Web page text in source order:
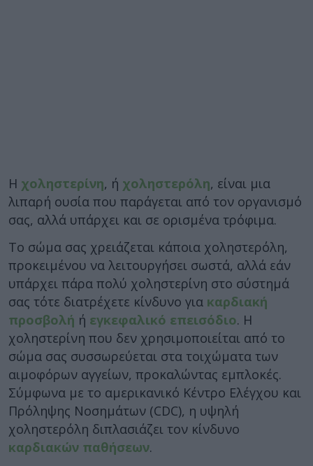
Η χοληστερίνη, ή χοληστερόλη, είναι μια
λιπαρή ουσία που παράγεται από τον οργανισμό
σας, αλλά υπάρχει και σε ορισμένα τρόφιμα.
Το σώμα σας χρειάζεται κάποια χοληστερόλη,
προκειμένου να λειτουργήσει σωστά, αλλά εάν
υπάρχει πάρα πολύ χοληστερίνη στο σύστημά
σας τότε διατρέχετε κίνδυνο για καρδιακή
προσβολή ή εγκεφαλικό επεισόδιο. Η
χοληστερίνη που δεν χρησιμοποιείται από το
σώμα σας συσσωρεύεται στα τοιχώματα των
αιμοφόρων αγγείων, προκαλώντας εμπλοκές.
Σύμφωνα με το αμερικανικό Κέντρο Ελέγχου και
Πρόληψης Νοσημάτων (CDC), η υψηλή
χοληστερόλη διπλασιάζει τον κίνδυνο
καρδιακών παθήσεων.